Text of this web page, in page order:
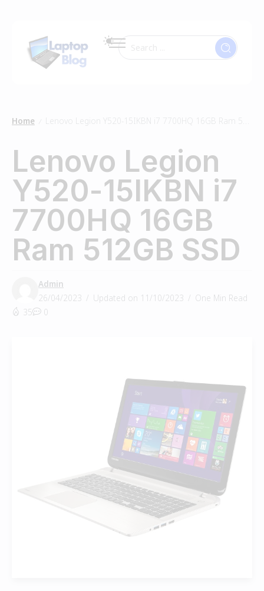
Home Lenovo Legion Y520-15IKBN i7 7700HQ 16GB Ram 512GB SSD
Lenovo Legion
Y520-15IKBN i7
7700HQ 16GB
Ram 512GB SSD
Admin
26/04/2023
Updated on 11/10/2023
One Min Read
35
0